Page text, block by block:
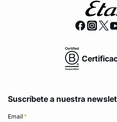
Suscríbete a nuestra
Email *